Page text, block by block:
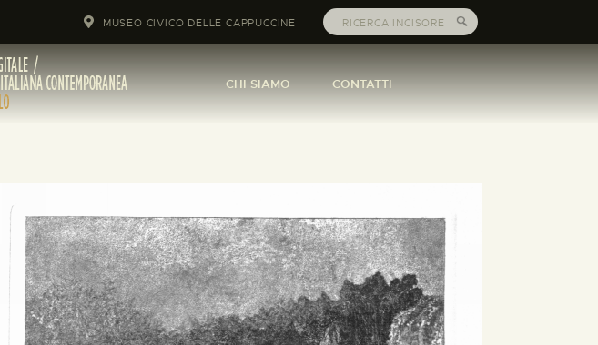
MUSEO CIVICO DELLE CAPPUCCINE
CHI SIAMO CONTATTI